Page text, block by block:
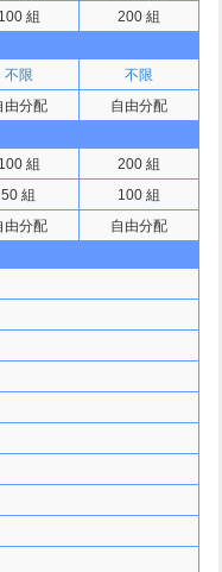
100 組
200 組
不限 不限
由分配
自由分配
100 組 200 組
50 組 100 組
由分配
自由分配